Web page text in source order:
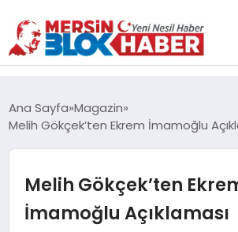
ASAYIŞ
Ana Sayfa Magazin
Melih Gökçek’ten Ekrem İmamoğlu
Melih Gökçek’ten
İmamoğlu Açıklaması